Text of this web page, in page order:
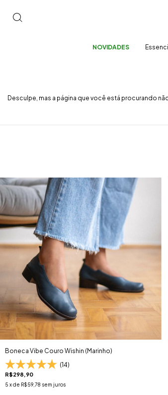
NOVIDADES
Desculpe, mas a página que você está procurando
Boneca Vibe Couro Wishin (Marinho)
(14)
R$298,90
5 x de R$59,78 sem juros